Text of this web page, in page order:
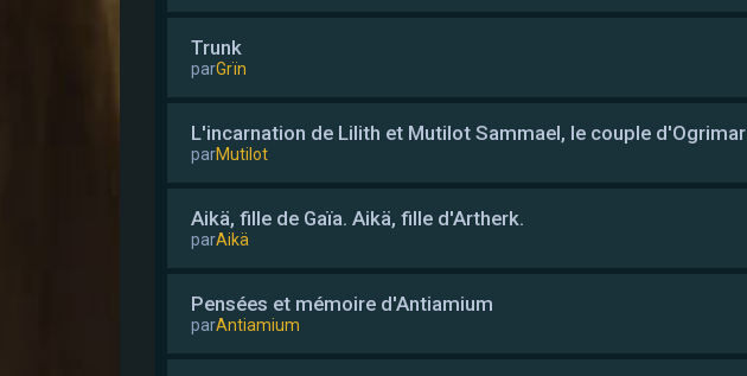
Trunk
parGrïn
L'incarnation de Lilith et Mutilot Sammael, le couple d'Ogrimar
parMutilot
Aikä, fille de Gaïa. Aikä, fille d'Artherk.
parAikä
Pensées et mémoire d'Antiamium
parAntiamium